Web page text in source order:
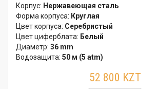
Корпус: Нержавеющая сталь
Форма корпуса: Круглая
Цвет корпуса: Серебристый
Цвет циферблата: Белый
Диаметр: 36 mm
Водозащита: 50 м (5 atm)
52 800 KZT